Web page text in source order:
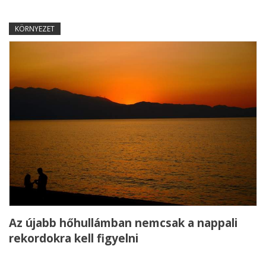
KÖRNYEZET
Az újabb hőhullámban nemcsak a nappali
rekordokra kell figyelni